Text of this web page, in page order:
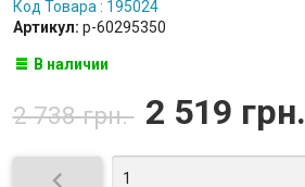
Код Товара : 195024
Артикул: p-60295350
В наличии
2 738 грн. 2 519 грн.
